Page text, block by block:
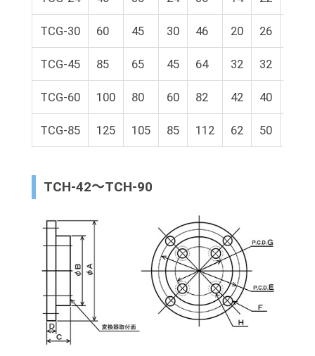
TCG-30 60 45 30 46 20 26
TCG-45 85 65 45 64 32 32
TCG-60 100 80 60 82 42 40
TCG-85 125 105 85 112 62 50
TCH-42～TCH-90